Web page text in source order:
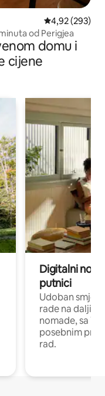
prosječna
4,92 (293)
od Perigjea
domu i
cijene
Digitalni
putnici
Udoban
rade na
nomade, sa
posebnim
rad.